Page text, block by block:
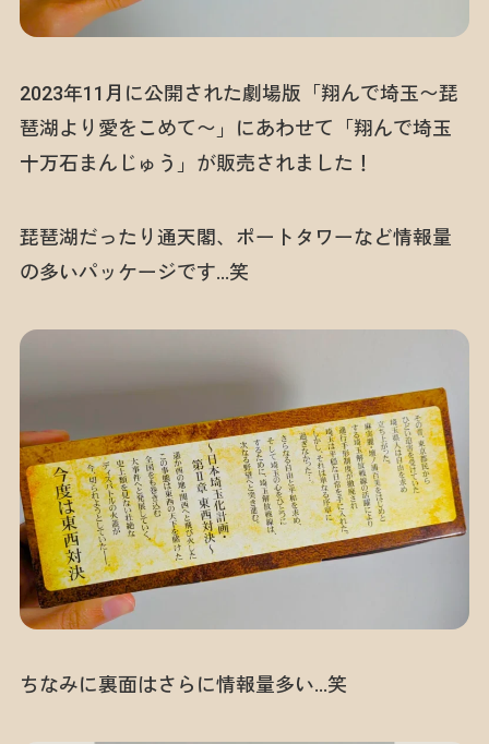
2023年11月に公開された劇場版「翔んで埼玉〜琵
琶湖より愛をこめて〜」にあわせて「翔んで埼玉
十万石まんじゅう」が販売されました！
琵琶湖だったり通天閣、ポートタワーなど情報量
の多いパッケージです…笑
ちなみに裏面はさらに情報量多い…笑